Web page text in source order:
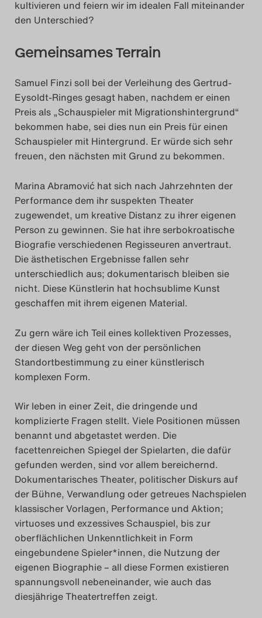
kultivieren und feiern wir im idealen Fall miteinander
den Unterschied?
Gemeinsames Terrain
Samuel Finzi soll bei der Verleihung des Gertrud-
Eysoldt-Ringes gesagt haben, nachdem er einen
Preis als „Schauspieler mit Migrationshintergrund“
bekommen habe, sei dies nun ein Preis für einen
Schauspieler mit Hintergrund. Er würde sich sehr
freuen, den nächsten mit Grund zu bekommen.
Marina Abramović hat sich nach Jahrzehnten der
Performance dem ihr suspekten Theater
zugewendet, um kreative Distanz zu ihrer eigenen
Person zu gewinnen. Sie hat ihre serbokroatische
Biografie verschiedenen Regisseuren anvertraut.
Die ästhetischen Ergebnisse fallen sehr
unterschiedlich aus; dokumentarisch bleiben sie
nicht. Diese Künstlerin hat hochsublime Kunst
geschaffen mit ihrem eigenen Material.
Zu gern wäre ich Teil eines kollektiven Prozesses,
der diesen Weg geht von der persönlichen
Standortbestimmung zu einer künstlerisch
komplexen Form.
Wir leben in einer Zeit, die dringende und
komplizierte Fragen stellt. Viele Positionen müssen
benannt und abgetastet werden. Die
facettenreichen Spiegel der Spielarten, die dafür
gefunden werden, sind vor allem bereichernd.
Dokumentarisches Theater, politischer Diskurs auf
der Bühne, Verwandlung oder getreues Nachspielen
klassischer Vorlagen, Performance und Aktion;
virtuoses und exzessives Schauspiel, bis zur
oberflächlichen Unkenntlichkeit in Form
eingebundene Spieler*innen, die Nutzung der
eigenen Biographie – all diese Formen existieren
spannungsvoll nebeneinander, wie auch das
diesjährige Theatertreffen zeigt.